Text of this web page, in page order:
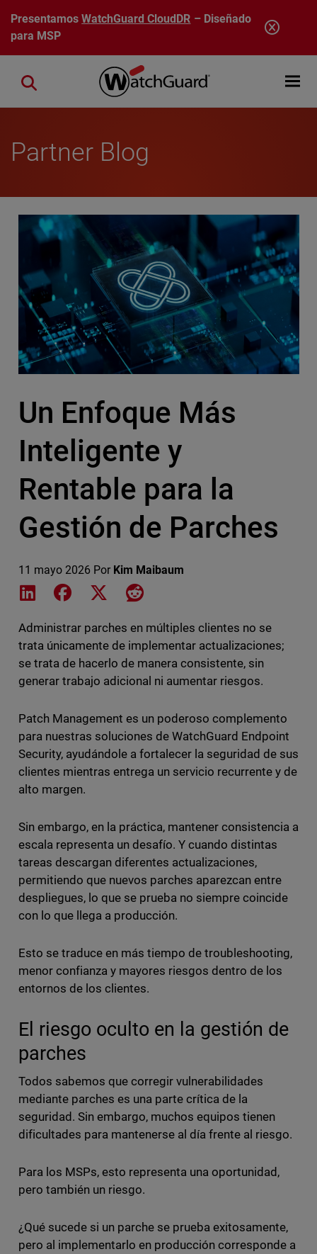
Pasar al contenido principal
PresentamosWatchGuard CloudDR – Diseñado
para MSP
Open
Close search
Partner Blog
Un Enfoque Más
Inteligente y
Rentable para la
Gestión de Parches
11 mayo 2026 Por Kim Maibaum
Share on LinkedIn
Share on Facebook
Share on XShare on Reddit
Administrar parches en múltiples clientes no se
trata únicamente de implementar actualizaciones;
se trata de hacerlo de manera consistente, sin
generar trabajo adicional ni aumentar riesgos.
Patch Management es un poderoso complemento
para nuestras soluciones de WatchGuard Endpoint
Security, ayudándole a fortalecer la seguridad de sus
clientes mientras entrega un servicio recurrente y de
alto margen.
Sin embargo, en la práctica, mantener consistencia a
escala representa un desafío. Y cuando distintas
tareas descargan diferentes actualizaciones,
permitiendo que nuevos parches aparezcan entre
despliegues, lo que se prueba no siempre coincide
con lo que llega a producción.
Esto se traduce en más tiempo de troubleshooting,
menor confianza y mayores riesgos dentro de los
entornos de los clientes.
El riesgo oculto en la gestión de
parches
Todos sabemos que corregir vulnerabilidades
mediante parches es una parte crítica de la
seguridad. Sin embargo, muchos equipos tienen
dificultades para mantenerse al día frente al riesgo.
Para los MSPs, esto representa una oportunidad,
pero también un riesgo.
¿Qué sucede si un parche se prueba exitosamente,
pero al implementarlo en producción corresponde a